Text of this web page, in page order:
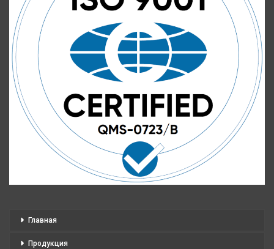
Главная
Продукция